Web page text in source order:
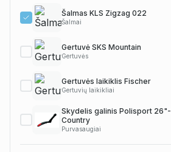
Šalmas KLS Zigzag 022
Šalmai
Gertuvė SKS Mountain
Gertuvės
Gertuvės laikiklis Fischer
Gertuvių laikikliai
Skydelis galinis Polisport
Country
Purvasaugiai